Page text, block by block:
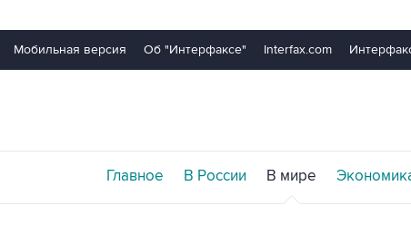
Мобильная версия Об "Интерфаксе" Interfax.com
Главное В России В мире